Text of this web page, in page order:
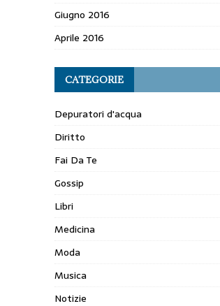
Giugno 2016
Aprile 2016
CATEGORIE
Depuratori d'acqua
Diritto
Fai Da Te
Gossip
Libri
Medicina
Moda
Musica
Notizie